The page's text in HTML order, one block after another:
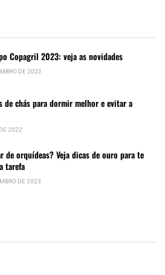
Copagril 2023: veja as novidades
DE 2022
de chás para dormir melhor e evitar a
2022
de orquídeas? Veja dicas de ouro para te
tarefa
DE 2023